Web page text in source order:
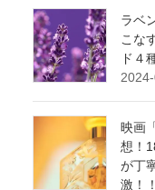
ラベ
こな
ド４
映画
想！
が丁
激！！